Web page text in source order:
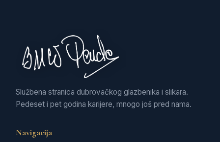
Službena stranica dubrovačkog glazbenika i slikara.
Pedeset i pet godina karijere, mnogo još pred nama.
Navigacija